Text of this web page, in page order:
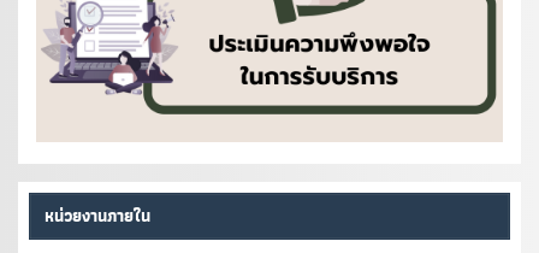
หน่วยงานภายใน